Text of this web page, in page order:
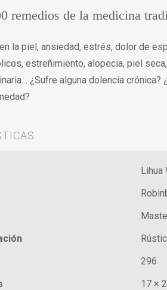
remedios de la medicina
la piel, ansiedad, estrés, dolor de
estreñimiento, alopecia, piel
¿Sufre alguna dolencia
Lihua
296
17 ×